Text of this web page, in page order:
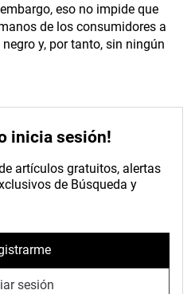
eso no impide que
de los consumidores a
y, por tanto, sin ningún
inicia sesión!
artículos gratuitos, alertas
de Búsqueda y
sesión